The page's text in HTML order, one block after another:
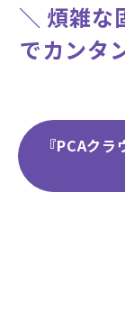
＼ 煩雑な
でカンタ
『PCAク